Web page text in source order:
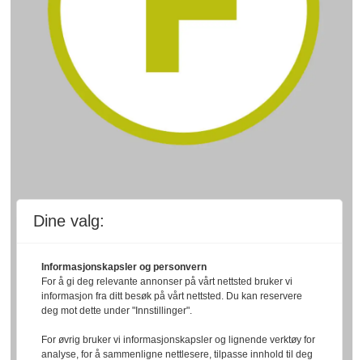
Dine valg:
Informasjonskapsler og personvern
For å gi deg relevante annonser på vårt nettsted bruker vi
informasjon fra ditt besøk på vårt nettsted. Du kan reservere
deg mot dette under "Innstillinger".
For øvrig bruker vi informasjonskapsler og lignende verktøy for
analyse, for å sammenligne nettlesere, tilpasse innhold til deg